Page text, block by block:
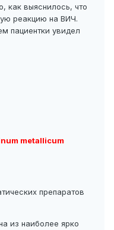
как выяснилось, что
реакцию на ВИЧ.
пациентки увидел
metallicum
препаратов
из наиболее ярко